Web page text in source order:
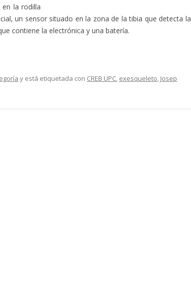
la rodilla
un sensor situado en la zona de la tibia que detecta la
contiene la electrónica y una batería.
y está etiquetada con CREB UPC, exesqueleto, Josep